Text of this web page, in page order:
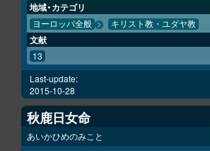
地域・カテゴリ
ヨーロッパ全般 キリスト教・ユダヤ教
文献
13
Last-update:
2015-10-28
秋鹿日女命
あいかひめのみこと